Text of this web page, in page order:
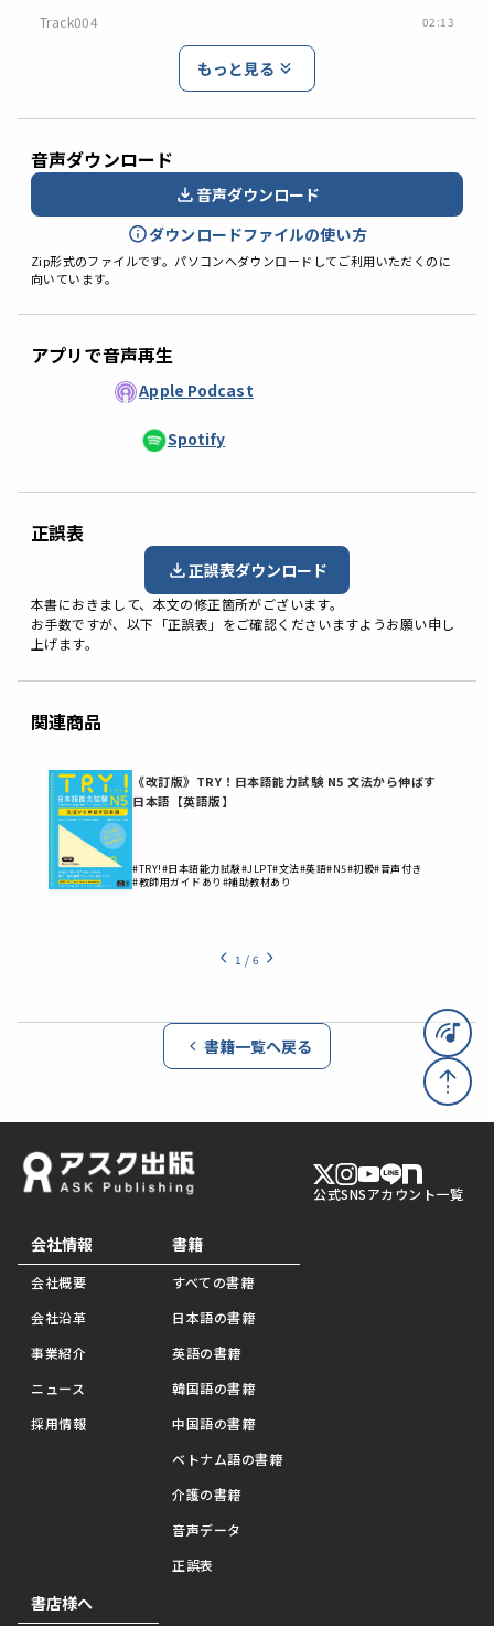
Track004 02:13
もっと見る
音声ダウンロード
音声ダウンロード
ダウンロードファイルの使い方
Zip形式のファイルです。パソコンへダウンロードしてご利用いただくのに
向いています。
アプリで音声再生
Apple Podcast
Spotify
正誤表
正誤表ダウンロード
本書におきまして、本文の修正箇所がございます。
お手数ですが、以下「正誤表」をご確認くださいますようお願い申し
上げます。
関連商品
《改訂版》TRY！日本語能力試験 N5 文法から伸ばす
日本語【英語版】
#TRY!#日本語能力試験#JLPT#文法#英語#N5#初級#音声付き
#教師用ガイドあり #補助教材あり
1 / 6
書籍一覧へ戻る
会社情報
会社概要
会社沿革
事業紹介
ニュース
採用情報
書籍
すべての書籍
日本語の書籍
英語の書籍
韓国語の書籍
中国語の書籍
ベトナム語の書籍
介護の書籍
音声データ
正誤表
書店様へ
公式SNSアカウント一覧